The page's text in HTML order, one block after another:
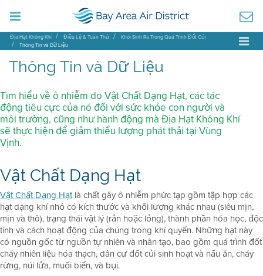
Địa Hạt Không Khí Điều Lệ & Tuân Thủ
Khói Sinh Ra Trong Quá Trình Đốt Củi
Thông Tin và Dữ Liệu
Thông Tin và Dữ Liệu
Tìm hiểu về ô nhiễm do Vật Chất Dạng Hạt, các tác
động tiêu cực của nó đối với sức khỏe con người và
môi trường, cũng như hành động mà Địa Hạt Không Khí
sẽ thực hiện để giảm thiểu lượng phát thải tại Vùng
Vịnh.
Vật Chất Dạng Hạt
Vật Chất Dạng Hạt là chất gây ô nhiễm phức tạp gồm tập hợp các
hạt dạng khí nhỏ có kích thước và khối lượng khác nhau (siêu mịn,
mịn và thô), trạng thái vật lý (rắn hoặc lỏng), thành phần hóa học, độc
tính và cách hoạt động của chúng trong khí quyển. Những hạt này
có nguồn gốc từ nguồn tự nhiên và nhân tạo, bao gồm quá trình đốt
cháy nhiên liệu hóa thạch, dân cư đốt củi sinh hoạt và nấu ăn, cháy
rừng, núi lửa, muối biển, và bụi.